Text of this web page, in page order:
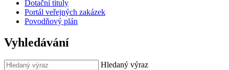
Dotační tituly
Portál veřejných zakázek
Povodňový plán
Vyhledávání
Hledaný výraz